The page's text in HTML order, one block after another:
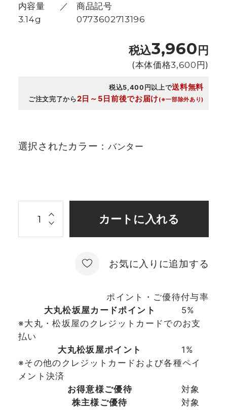
内容量
3.14g
商品記号
0773602713196
税込3,960円
(本体価格3,600円)
税込5,400円以上で送料無料
ご注文完了から2日～5日前後でお届け(※一部除外あり)
選択されたカラー： バンター
お気に入りに追加する
ポイント・ご優待付与率
大丸松坂屋カードポイント
5%
※大丸・松坂屋のクレジットカードでのお支
払い
大丸松坂屋ポイント
1%
※その他のクレジットカードおよび各種ペイ
メント決済
お得意様ご優待
対象
株主様ご優待
対象